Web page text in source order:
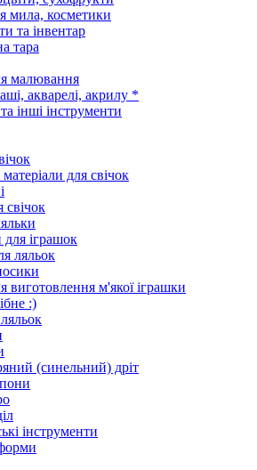
мила, косметики
та інвентар
тара
малювання
акварелі, акрилу *
інші інструменти
для свічок
для іграшок
ляльок
виготовлення м'якої іграшки
:)
(синельний) дріт
інструменти